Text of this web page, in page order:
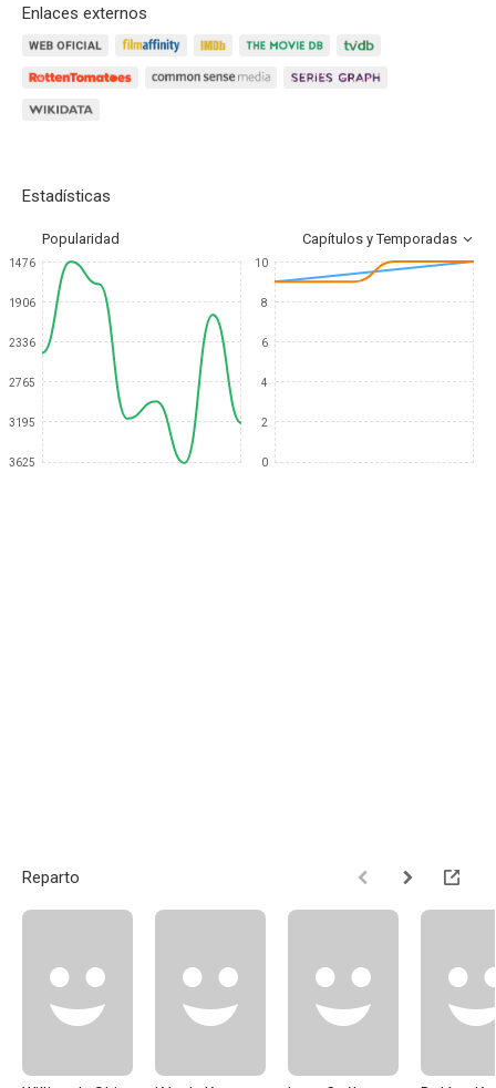
Enlaces externos
Estadísticas
Popularidad Capítulos y Temporadas
1476
1906
2336
2765
3195
3625
10
8
6
4
2
0
Reparto